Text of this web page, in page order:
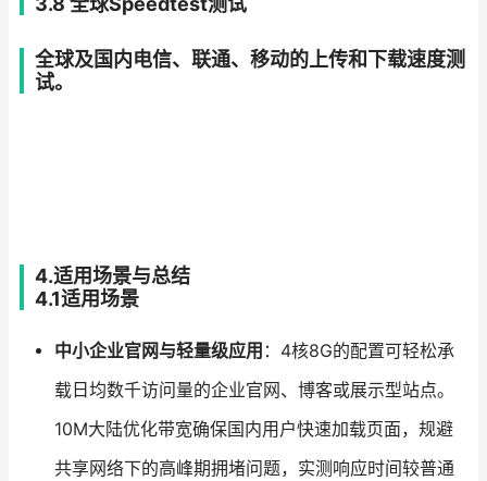
全球及国内电信、联通、移动的上传和下载速度测
试。
4.适用场景与总结
4.1适用场景
中小企业官网与轻量级应用 ：4核8G的配置可轻松承
载日均数千访问量的企业官网、博客或展示型站点。
10M大陆优化带宽确保国内用户快速加载页面，规避
共享网络下的高峰期拥堵问题，实测响应时间较普通